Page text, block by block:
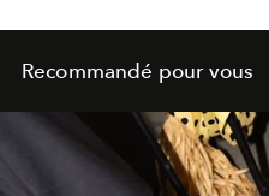
Recommandé pour vous